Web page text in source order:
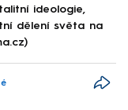
ideologie,
dělení světa na